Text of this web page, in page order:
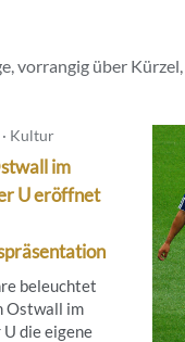
vorrangig über
Kultur
im
U eröffnet
beleuchtet
Ostwall im
die eigene